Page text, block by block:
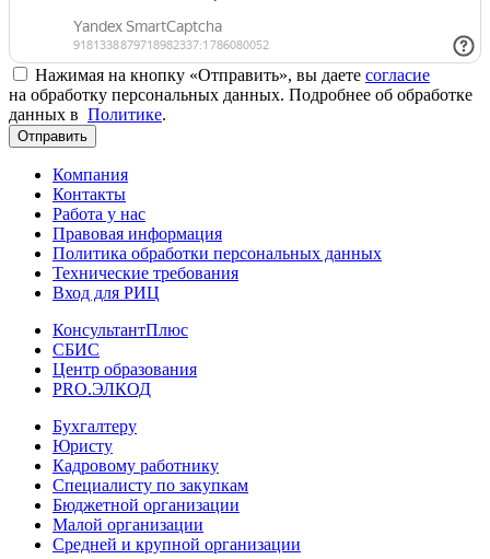
Нажимая на кнопку «Отправить», вы даете согласие
на обработку персональных данных. Подробнее об обработке
данных в Политике.
Отправить
Компания
Контакты
Работа у нас
Правовая информация
Политика обработки персональных данных
Технические требования
Вход для РИЦ
КонсультантПлюс
СБИС
Центр образования
PRO.ЭЛКОД
Бухгалтеру
Юристу
Кадровому работнику
Специалисту по закупкам
Бюджетной организации
Малой организации
Средней и крупной организации